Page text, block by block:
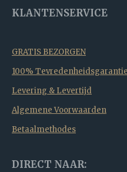
KLANTENSERVICE
GRATIS BEZORGEN
100% Tevredenheidsgarantie
Levering & Levertijd
Algemene Voorwaarden
Betaalmethodes
DIRECT NAAR: